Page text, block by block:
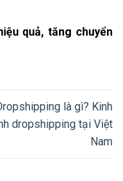
hiệu quả, tăng chuyển
là gì? Kinh
dropshipping tại Việt
Nam